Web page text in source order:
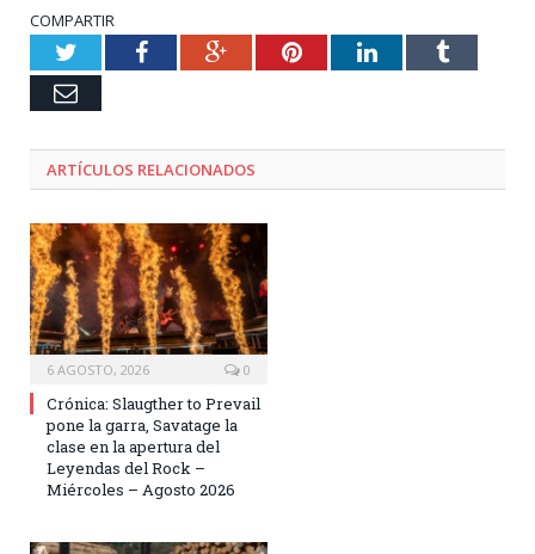
COMPARTIR
TwitterFacebookGoogle+PinterestLinkedInTumblr
Email
ARTÍCULOS RELACIONADOS
6 AGOSTO, 2026 0
Crónica: Slaugther to Prevail
pone la garra, Savatage la
clase en la apertura del
Leyendas del Rock –
Miércoles – Agosto 2026